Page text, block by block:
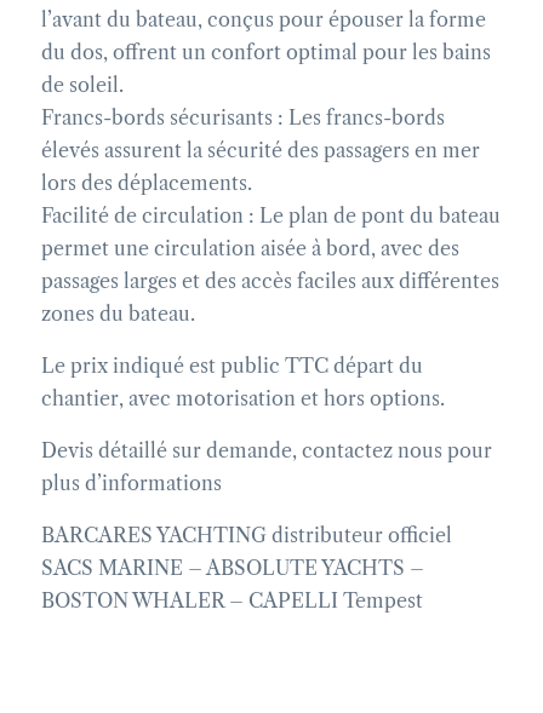
l’avant du bateau, conçus pour épouser la forme
du dos, offrent un confort optimal pour les bains
de soleil.
Francs-bords sécurisants : Les francs-bords
élevés assurent la sécurité des passagers en mer
lors des déplacements.
Facilité de circulation : Le plan de pont du bateau
permet une circulation aisée à bord, avec des
passages larges et des accès faciles aux différentes
zones du bateau.
Le prix indiqué est public TTC départ du
chantier, avec motorisation et hors options.
Devis détaillé sur demande, contactez nous pour
plus d’informations
BARCARES YACHTING distributeur officiel
SACS MARINE – ABSOLUTE YACHTS –
BOSTON WHALER – CAPELLI Tempest